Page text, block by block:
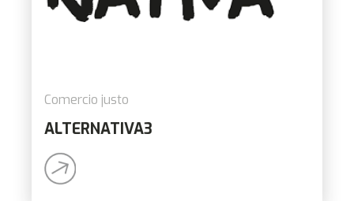
Comercio justo
ALTERNATIVA3